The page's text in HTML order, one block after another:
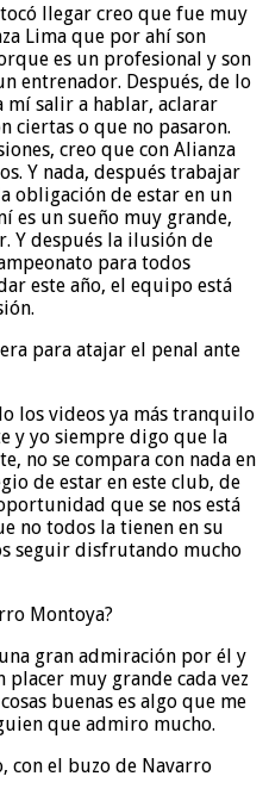
llegar creo que fue muy
Lima que por ahí son
es un profesional y son
entrenador. Después, de lo
mí salir a hablar, aclarar
ciertas o que no pasaron.
creo que con Alianza
Y nada, después trabajar
obligación de estar en un
es un sueño muy grande,
Y después la ilusión de
para todos
este año, el equipo está
para atajar el penal ante
los videos ya más tranquilo
y yo siempre digo que la
no se compara con nada en
de estar en este club, de
que se nos está
no todos la tienen en su
seguir disfrutando mucho
Montoya?
gran admiración por él y
placer muy grande cada vez
buenas es algo que me
que admiro mucho.
con el buzo de Navarro